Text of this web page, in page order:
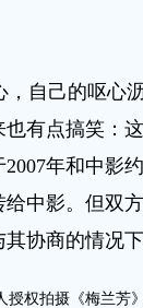
自己的呕心
有点搞笑：
年和中影
中影。但双
协商的情况
权拍摄《梅兰芳